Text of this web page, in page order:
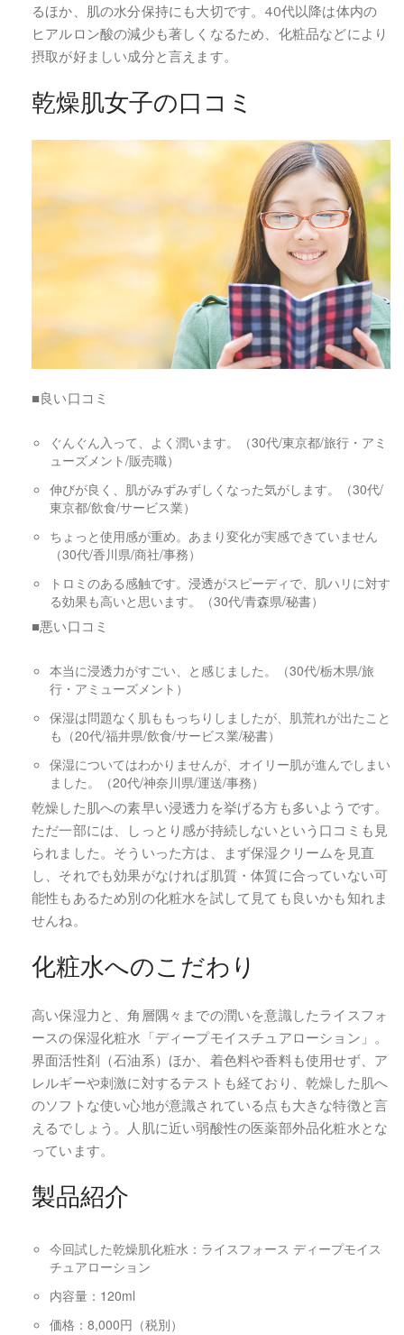
るほか、肌の水分保持にも大切です。40代以降は体内の
ヒアルロン酸の減少も著しくなるため、化粧品などにより
摂取が好ましい成分と言えます。
乾燥肌女子の口コミ
■良い口コミ
ぐんぐん入って、よく潤います。（30代/東京都/旅行・アミ
ューズメント/販売職）
伸びが良く、肌がみずみずしくなった気がします。（30代/
東京都/飲食/サービス業）
ちょっと使用感が重め。あまり変化が実感できていません
（30代/香川県/商社/事務）
トロミのある感触です。浸透がスピーディで、肌ハリに対す
る効果も高いと思います。（30代/青森県/秘書）
■悪い口コミ
本当に浸透力がすごい、と感じました。（30代/栃木県/旅
行・アミューズメント）
保湿は問題なく肌ももっちりしましたが、肌荒れが出たこと
も（20代/福井県/飲食/サービス業/秘書）
保湿についてはわかりませんが、オイリー肌が進んでしまい
ました。（20代/神奈川県/運送/事務）
乾燥した肌への素早い浸透力を挙げる方も多いようです。
ただ一部には、しっとり感が持続しないという口コミも見
られました。そういった方は、まず保湿クリームを見直
し、それでも効果がなければ肌質・体質に合っていない可
能性もあるため別の化粧水を試して見ても良いかも知れま
せんね。
化粧水へのこだわり
高い保湿力と、角層隅々までの潤いを意識したライスフォ
ースの保湿化粧水「ディープモイスチュアローション」。
界面活性剤（石油系）ほか、着色料や香料も使用せず、ア
レルギーや刺激に対するテストも経ており、乾燥した肌へ
のソフトな使い心地が意識されている点も大きな特徴と言
えるでしょう。人肌に近い弱酸性の医薬部外品化粧水とな
っています。
製品紹介
今回試した乾燥肌化粧水：ライスフォース ディープモイス
チュアローション
内容量：120ml
価格：8,000円（税別）